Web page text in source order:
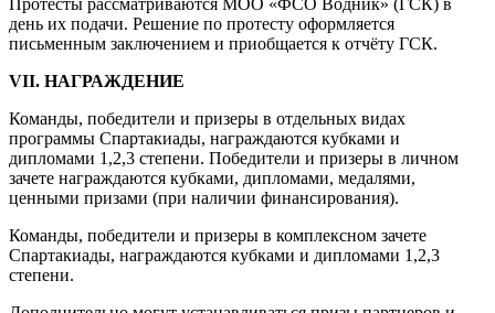
Протесты рассматриваются МОО «ФСО Водник» (ГСК) в
день их подачи. Решение по протесту оформляется
письменным заключением и приобщается к отчёту ГСК.
VII. НАГРАЖДЕНИЕ
Команды, победители и призеры в отдельных видах
программы Спартакиады, награждаются кубками и
дипломами 1,2,3 степени. Победители и призеры в личном
зачете награждаются кубками, дипломами, медалями,
ценными призами (при наличии финансирования).
Команды, победители и призеры в комплексном зачете
Спартакиады, награждаются кубками и дипломами 1,2,3
степени.